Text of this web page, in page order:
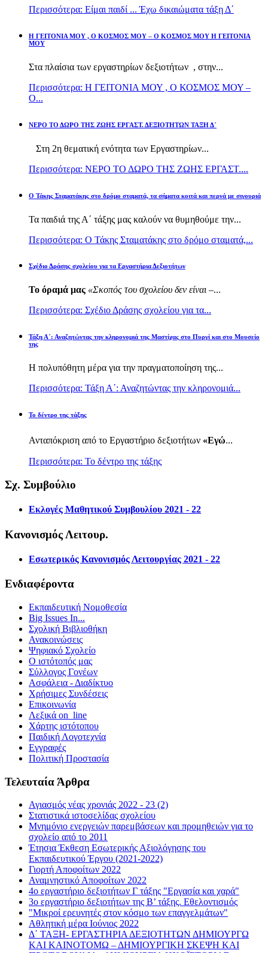
Περισσότερα: Είμαι παιδί ... Έχω δικαιώματα τάξη Δ΄
Η ΓΕΙΤΟΝΙΑ ΜΟΥ , Ο ΚΟΣΜΟΣ ΜΟΥ – Ο ΚΟΣΜΟΣ ΜΟΥ Η ΓΕΙΤΟΝΙΑ
ΜΟΥ
Στα πλαίσια των εργαστηρίων δεξιοτήτων , στην...
Περισσότερα: Η ΓΕΙΤΟΝΙΑ ΜΟΥ , Ο ΚΟΣΜΟΣ ΜΟΥ –
Ο...
ΝΕΡΟ ΤΟ ΔΩΡΟ ΤΗΣ ΖΩΗΣ ΕΡΓΑΣΤ. ΔΕΞΙΟΤΗΤΩΝ ΤΑΞΗ Δ΄
Στη 2η θεματική ενότητα των Εργαστηρίων...
Περισσότερα: ΝΕΡΟ ΤΟ ΔΩΡΟ ΤΗΣ ΖΩΗΣ ΕΡΓΑΣΤ....
Ο Τάκης Σταματάκης στο δρόμο σταματά, τα σήματα κοιτά και περνά με σιγουριά
Τα παιδιά της Α΄ τάξης μας καλούν να θυμηθούμε την...
Περισσότερα: Ο Τάκης Σταματάκης στο δρόμο σταματά,...
Σχέδιο Δράσης σχολείου για τα Εργαστήρια Δεξιοτήτων
Το όραμά μας «Σκοπός του σχολείου δεν είναι –...
Περισσότερα: Σχέδιο Δράσης σχολείου για τα...
Τάξη Α΄: Αναζητώντας την κληρονομιά της Μαστίχας στο Πυργί και στο Μουσείο
της
Η πολυπόθητη μέρα για την πραγματοποίηση της...
Περισσότερα: Τάξη Α΄: Αναζητώντας την κληρονομιά...
Το δέντρο της τάξης
Ανταπόκριση από το Εργαστήριο δεξιοτήτων «Εγώ...
Περισσότερα: Το δέντρο της τάξης
Σχ. Συμβούλιο
Εκλογές Μαθητικού Συμβουλίου 2021 - 22
Κανονισμός Λειτουρ.
Εσωτερικός Κανονισμός Λειτουργίας 2021 - 22
Ενδιαφέροντα
Εκπαιδευτική Νομοθεσία
Big Issues In...
Σχολική Βιβλιοθήκη
Ανακοινώσεις
Ψηφιακό Σχολείο
Ο ιστότοπός μας
Σύλλογος Γονέων
Ασφάλεια - Διαδίκτυο
Χρήσιμες Συνδέσεις
Επικοινωνία
Λεξικά on_line
Χάρτης ιστότοπου
Παιδική Λογοτεχνία
Εγγραφές
Πολιτική Προστασία
Τελευταία Άρθρα
Αγιασμός νέας χρονιάς 2022 - 23 (2)
Στατιστικά ιστοσελίδας σχολείου
Μνημόνιο ενεργειών παρεμβάσεων και προμηθειών για το
σχολείο από το 2011
Έτησια Έκθεση Εσωτερικής Αξιολόγησης του
Εκπαιδευτικού Έργου (2021-2022)
Γιορτή Αποφοίτων 2022
Αναμνηστικό Αποφοίτων 2022
4ο εργαστήριο δεξιοτήτων Γ τάξης "Εργασία και χαρά"
3ο εργαστήριο δεξιοτήτων της Β’ τάξης. Εθελοντισμός
"Μικροί ερευνητές στον κόσμο των επαγγελμάτων"
Αθλητική μέρα Ιούνιος 2022
Δ΄ ΤΑΞΗ- ΕΡΓΑΣΤΗΡΙΑ ΔΕΞΙΟΤΗΤΩΝ ΔΗΜΙΟΥΡΓΩ
ΚΑΙ ΚΑΙΝΟΤΟΜΩ – ΔΗΜΙΟΥΡΓΙΚΗ ΣΚΕΨΗ ΚΑΙ